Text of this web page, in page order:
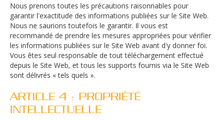
Nous prenons toutes les précautions raisonnables pour
garantir l'exactitude des informations publiées sur le Site Web.
Nous ne saurions toutefois le garantir. Il vous est
recommandé de prendre les mesures appropriées pour vérifier
les informations publiées sur le Site Web avant d'y donner foi.
Vous êtes seul responsable de tout téléchargement effectué
depuis le Site Web, et tous les supports fournis via le Site Web
sont délivrés « tels quels ».
ARTICLE 4 : PROPRIÉTÉ
INTELLECTUELLE